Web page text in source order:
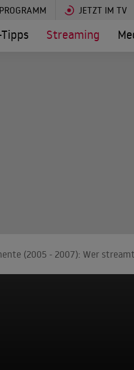
JETZT IM TV
Tipps Streaming
(2005 - 2007): Wer